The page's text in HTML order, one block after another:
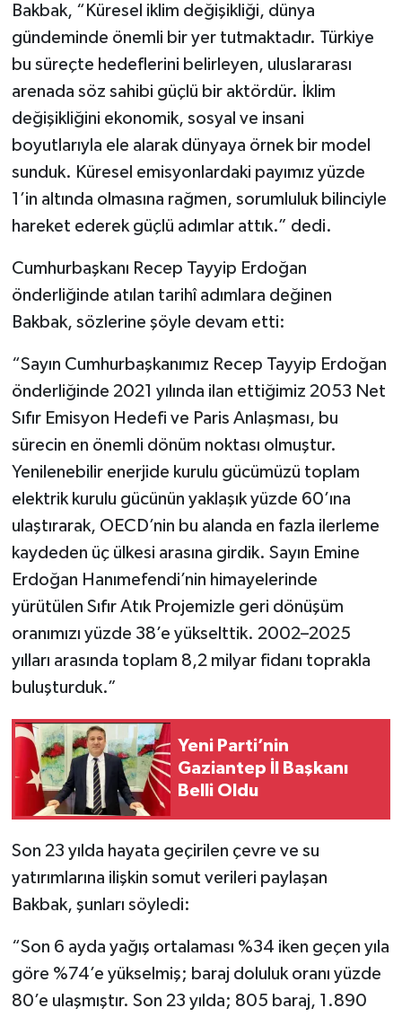
Bakbak, “Küresel iklim değişikliği, dünya
gündeminde önemli bir yer tutmaktadır. Türkiye
bu süreçte hedeflerini belirleyen, uluslararası
arenada söz sahibi güçlü bir aktördür. İklim
değişikliğini ekonomik, sosyal ve insani
boyutlarıyla ele alarak dünyaya örnek bir model
sunduk. Küresel emisyonlardaki payımız yüzde
1’in altında olmasına rağmen, sorumluluk bilinciyle
hareket ederek güçlü adımlar attık.” dedi.
Cumhurbaşkanı Recep Tayyip Erdoğan
önderliğinde atılan tarihî adımlara değinen
Bakbak, sözlerine şöyle devam etti:
“Sayın Cumhurbaşkanımız Recep Tayyip Erdoğan
önderliğinde 2021 yılında ilan ettiğimiz 2053 Net
Sıfır Emisyon Hedefi ve Paris Anlaşması, bu
sürecin en önemli dönüm noktası olmuştur.
Yenilenebilir enerjide kurulu gücümüzü toplam
elektrik kurulu gücünün yaklaşık yüzde 60’ına
ulaştırarak, OECD’nin bu alanda en fazla ilerleme
kaydeden üç ülkesi arasına girdik. Sayın Emine
Erdoğan Hanımefendi’nin himayelerinde
yürütülen Sıfır Atık Projemizle geri dönüşüm
oranımızı yüzde 38’e yükselttik. 2002–2025
yılları arasında toplam 8,2 milyar fidanı toprakla
buluşturduk.”
Yeni Parti’nin
Gaziantep İl Başkanı
Belli Oldu
Son 23 yılda hayata geçirilen çevre ve su
yatırımlarına ilişkin somut verileri paylaşan
Bakbak, şunları söyledi:
“Son 6 ayda yağış ortalaması %34 iken geçen yıla
göre %74’e yükselmiş; baraj doluluk oranı yüzde
80’e ulaşmıştır. Son 23 yılda; 805 baraj, 1.890